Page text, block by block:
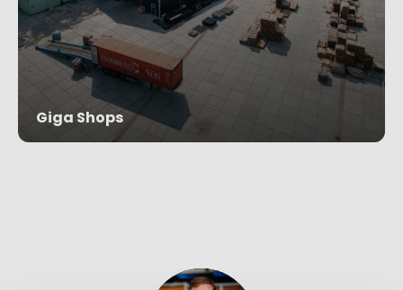
Giga Shops